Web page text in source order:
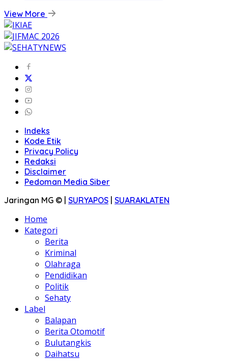
View More
Indeks
Kode Etik
Privacy Policy
Redaksi
Disclaimer
Pedoman Media Siber
Jaringan MG © | SURYAPOS | SUARAKLATEN
Home
Kategori
Berita
Kriminal
Olahraga
Pendidikan
Politik
Sehaty
Label
Balapan
Berita Otomotif
Bulutangkis
Daihatsu